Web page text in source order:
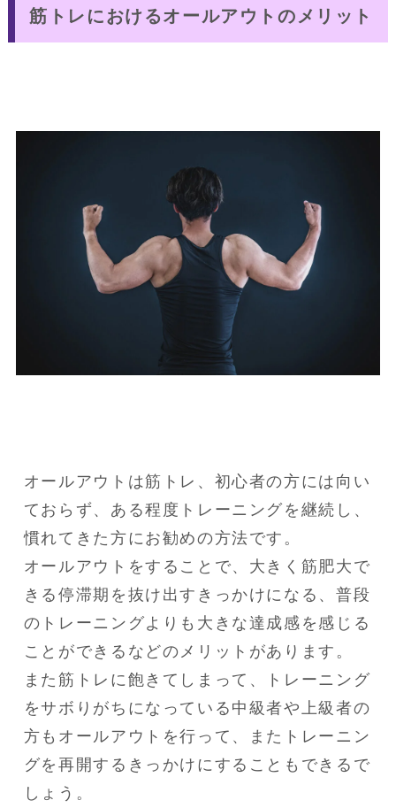
筋トレにおけるオールアウトのメリット
オールアウトは筋トレ、初心者の方には向い
ておらず、ある程度トレーニングを継続し、
慣れてきた方にお勧めの方法です。
オールアウトをすることで、大きく筋肥大で
きる停滞期を抜け出すきっかけになる、普段
のトレーニングよりも大きな達成感を感じる
ことができるなどのメリットがあります。
また筋トレに飽きてしまって、トレーニング
をサボりがちになっている中級者や上級者の
方もオールアウトを行って、またトレーニン
グを再開するきっかけにすることもできるで
しょう。